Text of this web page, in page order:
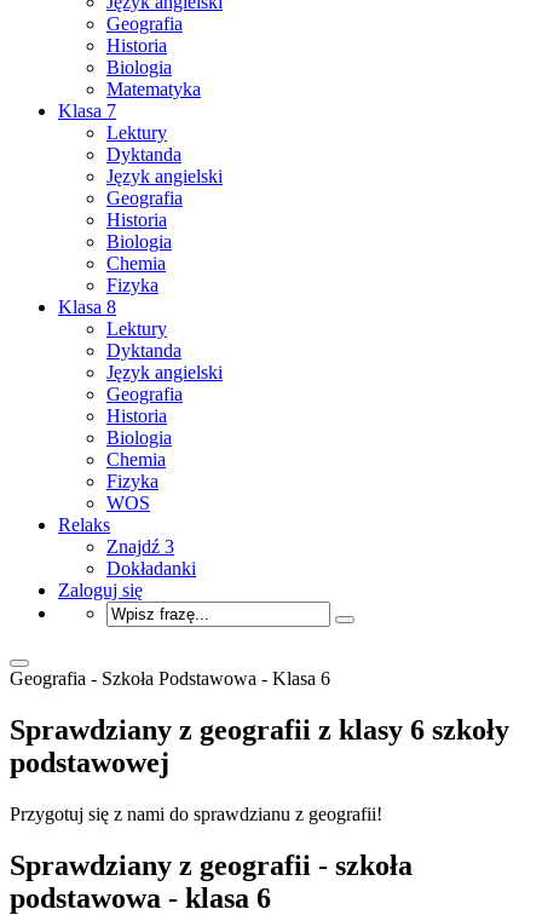
Geografia
Historia
Biologia
Matematyka
Klasa 7
Lektury
Dyktanda
Język angielski
Geografia
Historia
Biologia
Chemia
Fizyka
Klasa 8
Lektury
Dyktanda
Język angielski
Geografia
Historia
Biologia
Chemia
Fizyka
WOS
Relaks
Znajdź 3
Dokładanki
Zaloguj się
Geografia - Szkoła Podstawowa - Klasa 6
Sprawdziany z geografii z klasy 6 szkoły
podstawowej
Przygotuj się z nami do sprawdzianu z geografii!
Sprawdziany z geografii - szkoła
podstawowa - klasa 6